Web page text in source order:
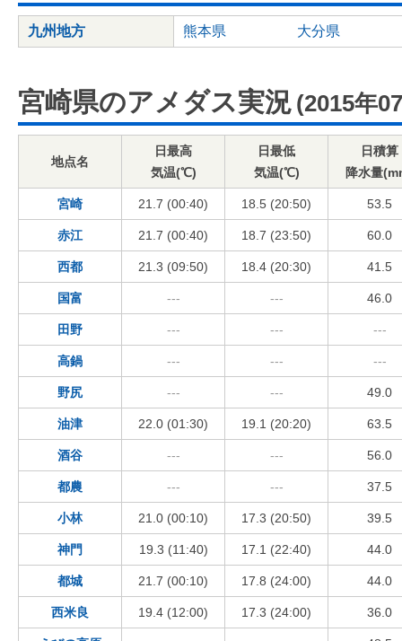
九州地方 熊本県 大分県
宮崎県のアメダス実況 (2015年
地点名
日最高
気温(℃)
日最低
気温(℃)
日積算
降水量
宮崎 21.7 (00:40) 18.5 (20:50) 53.5
赤江 21.7 (00:40) 18.7 (23:50) 60.0
西都 21.3 (09:50) 18.4 (20:30) 41.5
国富 --- --- 46.0
田野 --- --- ---
高鍋 --- --- ---
野尻 --- --- 49.0
油津 22.0 (01:30) 19.1 (20:20) 63.5
酒谷 --- --- 56.0
都農 --- --- 37.5
小林 21.0 (00:10) 17.3 (20:50) 39.5
神門 19.3 (11:40) 17.1 (22:40) 44.0
都城 21.7 (00:10) 17.8 (24:00) 44.0
西米良 19.4 (12:00) 17.3 (24:00) 36.0